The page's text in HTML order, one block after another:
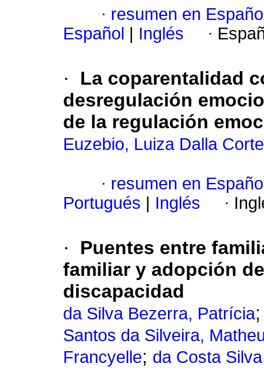
· resumen en
Español
Inglés ·
·
La coparentalidad
desregulación
de la regulación
Euzebio, Luiza Dalla Corte
· resumen en
Portugués
Inglés ·
·
Puentes entre
familiar y adopción
discapacidad
da Silva Bezerra, Patrícia
Santos da Silveira,
Francyelle; da Costa